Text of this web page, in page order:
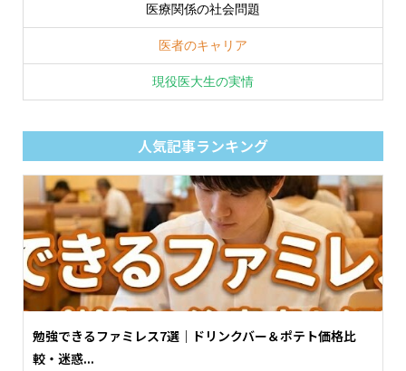
医療関係の社会問題
医者のキャリア
現役医大生の実情
人気記事ランキング
勉強できるファミレス7選｜ドリンクバー＆ポテト価格比
較・迷惑...